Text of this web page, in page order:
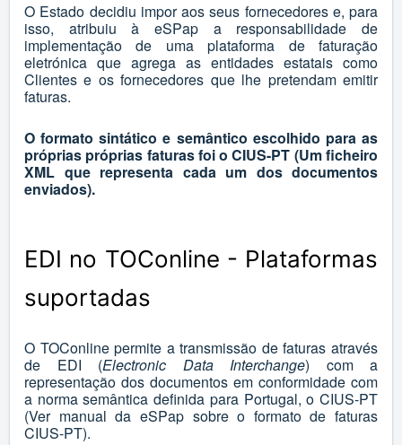
O Estado decidiu impor aos seus fornecedores e, para
isso, atribuiu à eSPap a responsabilidade de
implementação de uma plataforma de faturação
eletrónica que agrega as entidades estatais como
Clientes e os fornecedores que lhe pretendam emitir
faturas.
O formato sintático e semântico escolhido para as
próprias próprias faturas foi o CIUS-PT (Um ficheiro
XML que representa cada um dos documentos
enviados).
EDI no TOConline - Plataformas
suportadas
O TOConline permite a transmissão de faturas através
de EDI (Electronic Data Interchange) com a
representação dos documentos em conformidade com
a norma semântica definida para Portugal, o CIUS-PT
(Ver manual da eSPap sobre o formato de faturas
CIUS-PT).